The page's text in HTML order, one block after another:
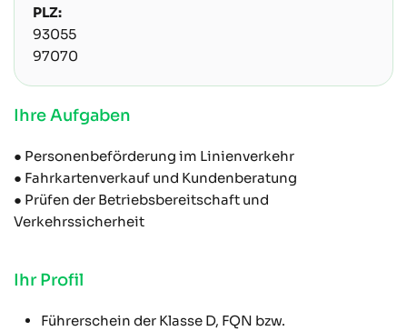
PLZ:
93055
97070
Ihre Aufgaben
● Personenbeförderung im Linienverkehr
● Fahrkartenverkauf und Kundenberatung
● Prüfen der Betriebsbereitschaft und
Verkehrssicherheit
Ihr Profil
Führerschein der Klasse D, FQN bzw.